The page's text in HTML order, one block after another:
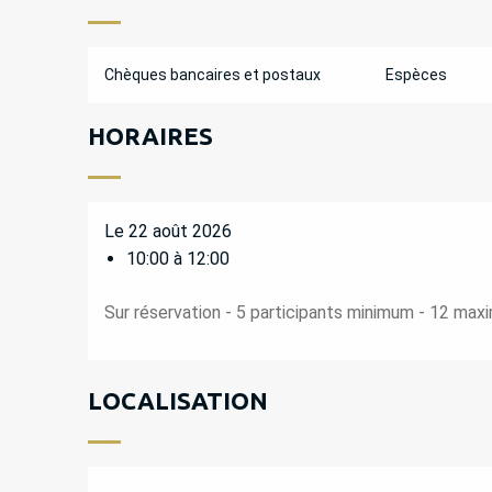
Chèques bancaires et postaux Espèces
HORAIRES
Le 22 août 2026
10:00 à 12:00
Sur réservation - 5 participants minimum - 12
LOCALISATION